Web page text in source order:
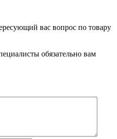
вас вопрос по товару
обязательно вам